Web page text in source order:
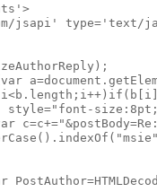
jsapi' type='text/
size:8pt;